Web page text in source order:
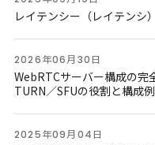
レイテンシー（レイテンシ
2026年06月30日
WebRTCサーバー構成の完
TURN／SFUの役割と構成
2025年09月04日